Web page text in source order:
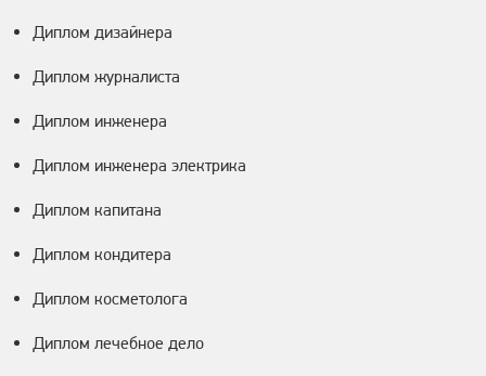
Диплом дизайнера
Диплом журналиста
Диплом инженера
Диплом инженера электрика
Диплом капитана
Диплом кондитера
Диплом косметолога
Диплом лечебное дело